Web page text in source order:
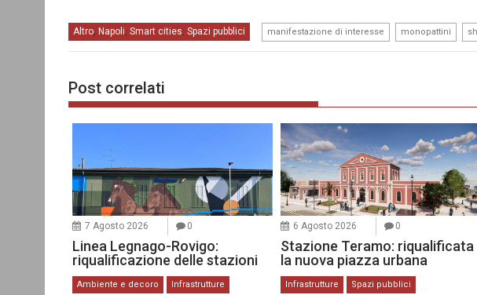
Altro, Napoli, Smart cities, Spazi pubblici manifestazione di interesse monopattini
Post correlati
7 Agosto 2026 0
Linea Legnago-Rovigo:
riqualificazione delle stazioni
Ambiente e decoro Infrastrutture
6 Agosto 2026 0
Stazione Teramo: riqualificata
la nuova piazza urbana
Infrastrutture Spazi pubblici